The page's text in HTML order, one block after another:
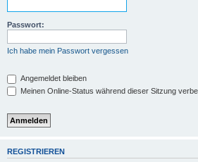
Passwort:
Ich habe mein Passwort vergessen
Angemeldet bleiben
Meinen Online-Status während dieser Sitzung
REGISTRIEREN